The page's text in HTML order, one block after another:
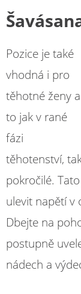
Pozice je také
vhodná i pro
těhotné ženy a
to jak v rané
fázi
těhotenství,
pokročilé.
ulevit napětí v
Dbejte na
postupně
nádech a